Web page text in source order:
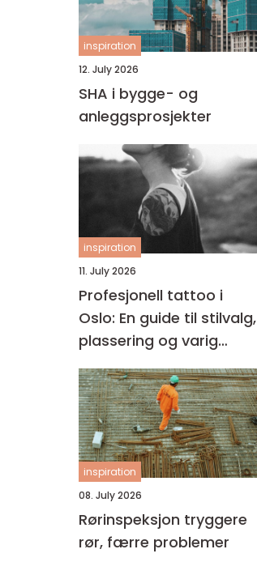
inspiration
12. July 2026
SHA i bygge- og
anleggsprosjekter
inspiration
11. July 2026
Profesjonell tattoo i
Oslo: En guide til stilvalg,
plassering og varig
kvalitet
inspiration
08. July 2026
Rørinspeksjon tryggere
rør, færre problemer